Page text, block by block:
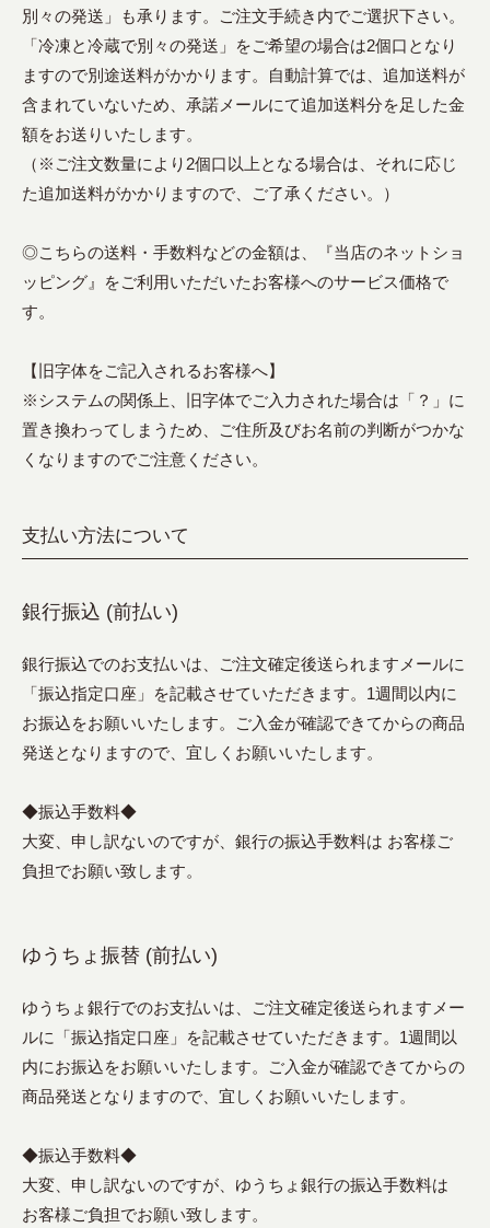
別々の発送」も承ります。ご注文手続き内でご選択下さい。
「冷凍と冷蔵で別々の発送」をご希望の場合は2個口となり
ますので別途送料がかかります。自動計算では、追加送料が
含まれていないため、承諾メールにて追加送料分を足した金
額をお送りいたします。
（※ご注文数量により2個口以上となる場合は、それに応じ
た追加送料がかかりますので、ご了承ください。）
◎こちらの送料・手数料などの金額は、『当店のネットショ
ッピング』をご利用いただいたお客様へのサービス価格で
す。
【旧字体をご記入されるお客様へ】
※システムの関係上、旧字体でご入力された場合は「？」に
置き換わってしまうため、ご住所及びお名前の判断がつかな
くなりますのでご注意ください。
支払い方法について
銀行振込 (前払い)
銀行振込でのお支払いは、ご注文確定後送られますメールに
「振込指定口座」を記載させていただきます。1週間以内に
お振込をお願いいたします。ご入金が確認できてからの商品
発送となりますので、宜しくお願いいたします。
◆振込手数料◆
大変、申し訳ないのですが、銀行の振込手数料は お客様ご
負担でお願い致します。
ゆうちょ振替 (前払い)
ゆうちょ銀行でのお支払いは、ご注文確定後送られますメー
ルに「振込指定口座」を記載させていただきます。1週間以
内にお振込をお願いいたします。ご入金が確認できてからの
商品発送となりますので、宜しくお願いいたします。
◆振込手数料◆
大変、申し訳ないのですが、ゆうちょ銀行の振込手数料は
お客様ご負担でお願い致します。